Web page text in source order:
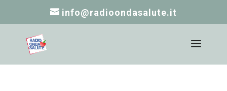
info@radioondasalute.it